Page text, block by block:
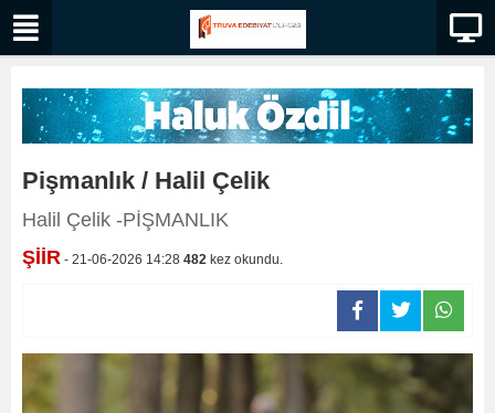
Pişmanlık / Halil Çelik
Halil Çelik -PİŞMANLIK
ŞİİR - 21-06-2026 14:28 482 kez okundu.